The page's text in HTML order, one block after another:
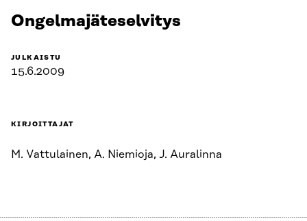
Ongelmajäteselvitys
JULKAISTU
15.6.2009
KIRJOITTAJAT
M. Vattulainen, A. Niemioja, J. Auralinna